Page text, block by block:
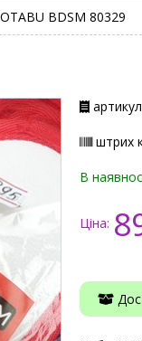
BDSM 80329
штрих
В
Ціна: